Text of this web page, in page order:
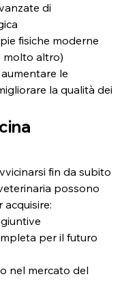
di
fisiche moderne
molto altro)
le
la qualità dei
fin da subito
possono
per il futuro
nel mercato del